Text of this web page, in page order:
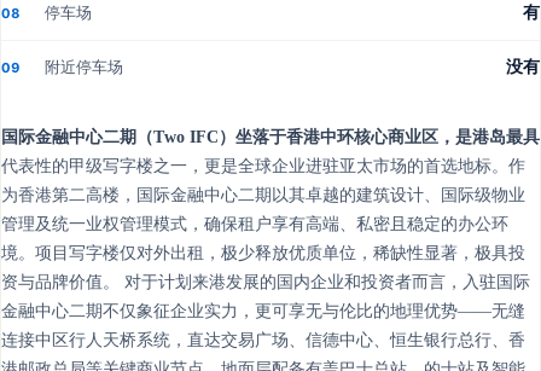
08 停车场 有
09 附近停车场 没有
国际金融中心二期（Two IFC）坐落于香港中环核心商业区，是港岛最具
代表性的甲级写字楼之一，更是全球企业进驻亚太市场的首选地标。作
为香港第二高楼，国际金融中心二期以其卓越的建筑设计、国际级物业
管理及统一业权管理模式，确保租户享有高端、私密且稳定的办公环
境。项目写字楼仅对外出租，极少释放优质单位，稀缺性显著，极具投
资与品牌价值。 对于计划来港发展的国内企业和投资者而言，入驻国际
金融中心二期不仅象征企业实力，更可享无与伦比的地理优势——无缝
连接中区行人天桥系统，直达交易广场、信德中心、恒生银行总行、香